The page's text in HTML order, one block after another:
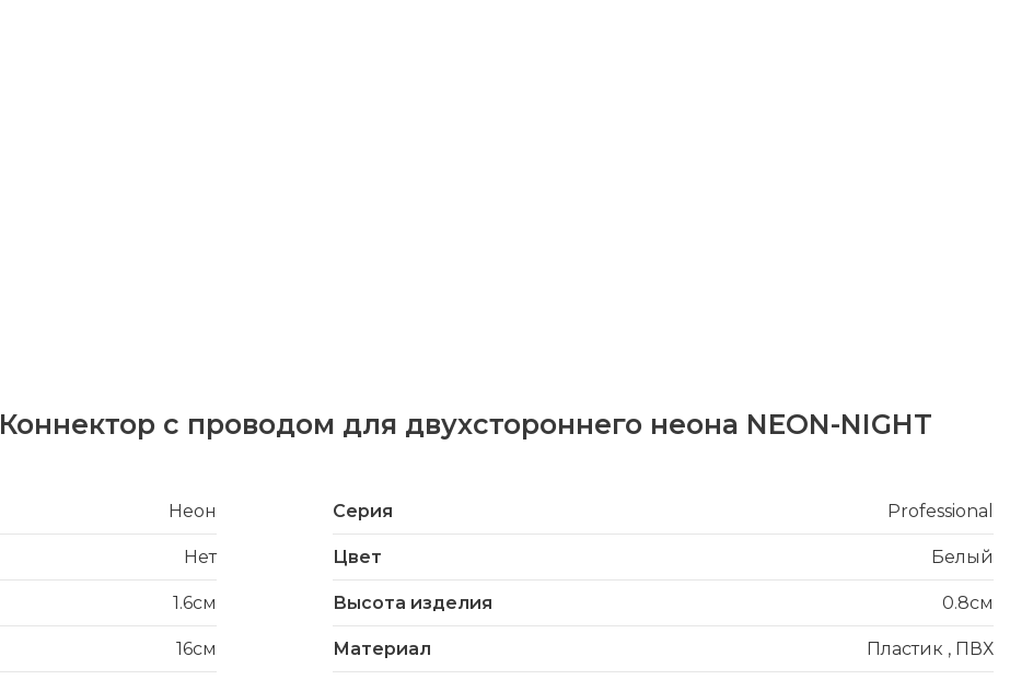
Коннектор с проводом для двухстороннего неона NEON-NIGHT
Неон Серия Professional
Нет Цвет Белый
1.6см Высота изделия 0.8см
16см Материал Пластик , ПВХ